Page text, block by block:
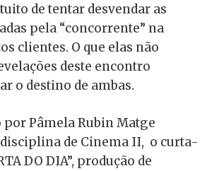
de tentar desvendar as
pela “concorrente” na
clientes. O que elas não
deste encontro
o destino de ambas.
Pâmela Rubin Matge
de Cinema II, o curta-
DO DIA”, produção de